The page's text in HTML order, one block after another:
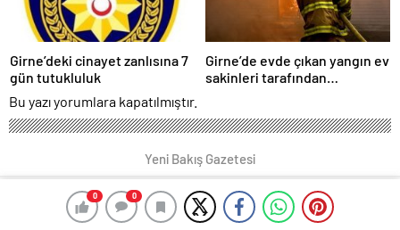
0 0
Girne’deki cinayet zanlısına 7
gün tutukluluk
Girne’de evde çıkan yangın ev
sakinleri tarafından
Bu yazı yorumlara kapatılmıştır.
Yeni Bakış Gazetesi